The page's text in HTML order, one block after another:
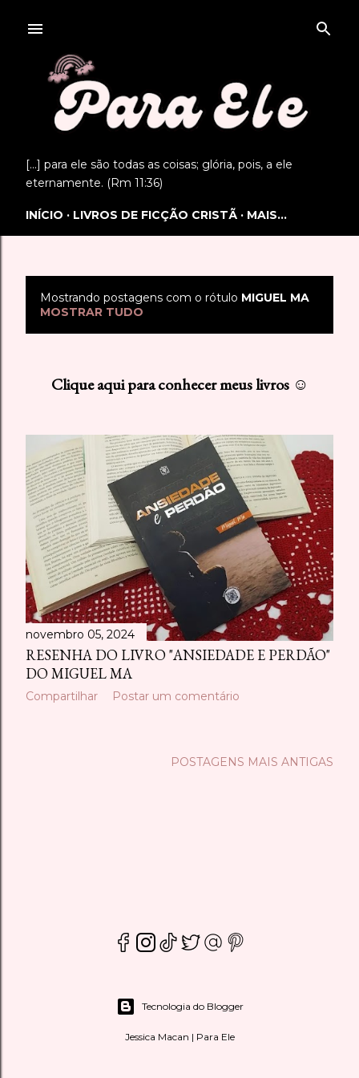
[...] para ele são todas as coisas; glória, pois, a ele
eternamente. (Rm 11:36)
INÍCIO LIVROS DE FICÇÃO CRISTÃ MAIS…
o
a
g
e
n
s
Mostrando postagens com o rótulo MIGUEL MA
MOSTRAR TUDO
Clique aqui para conhecer meus livros ☺
novembro 05, 2024
RESENHA DO LIVRO "ANSIEDADE E PERDÃO"
DO MIGUEL MA
Compartilhar Postar um comentário
POSTAGENS MAIS ANTIGAS
Tecnologia do Blogger
Jessica Macan | Para Ele